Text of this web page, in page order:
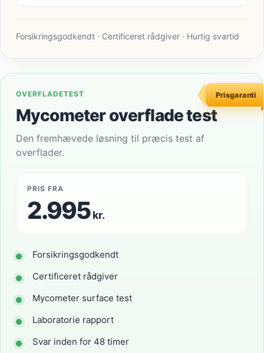
Forsikringsgodkendt · Certificeret rådgiver · Hurtig svartid
Prisgaranti
OVERFLADETEST
Mycometer overflade test
Den fremhævede løsning til præcis test af
overflader.
PRIS FRA
2.995kr.
Forsikringsgodkendt
Certificeret rådgiver
Mycometer surface test
Laboratorie rapport
Svar inden for 48 timer